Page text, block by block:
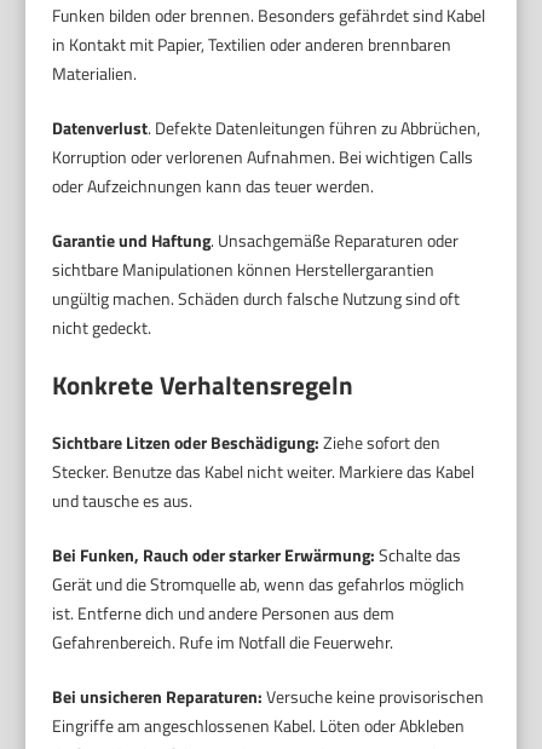
Funken bilden oder brennen. Besonders gefährdet sind Kabel
in Kontakt mit Papier, Textilien oder anderen brennbaren
Materialien.
Datenverlust. Defekte Datenleitungen führen zu Abbrüchen,
Korruption oder verlorenen Aufnahmen. Bei wichtigen Calls
oder Aufzeichnungen kann das teuer werden.
Garantie und Haftung. Unsachgemäße Reparaturen oder
sichtbare Manipulationen können Herstellergarantien
ungültig machen. Schäden durch falsche Nutzung sind oft
nicht gedeckt.
Konkrete Verhaltensregeln
Sichtbare Litzen oder Beschädigung:Ziehe sofort den
Stecker. Benutze das Kabel nicht weiter. Markiere das Kabel
und tausche es aus.
Bei Funken, Rauch oder starker Erwärmung:Schalte das
Gerät und die Stromquelle ab, wenn das gefahrlos möglich
ist. Entferne dich und andere Personen aus dem
Gefahrenbereich. Rufe im Notfall die Feuerwehr.
Bei unsicheren Reparaturen:Versuche keine provisorischen
Eingriffe am angeschlossenen Kabel. Löten oder Abkleben